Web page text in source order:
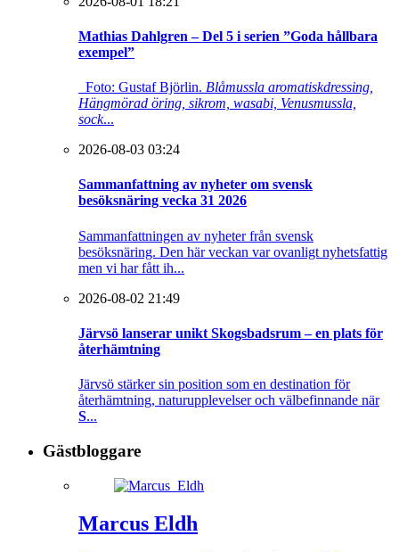
Mathias Dahlgren – Del 5 i serien ”Goda hållbara
exempel”
Foto: Gustaf Björlin. Blåmussla aromatiskdressing,
Hängmörad öring, sikrom, wasabi, Venusmussla,
sock...
2026-08-03 03:24
Sammanfattning av nyheter om svensk
besöksnäring vecka 31 2026
Sammanfattningen av nyheter från svensk
besöksnäring. Den här veckan var ovanligt nyhetsfattig
men vi har fått ih...
2026-08-02 21:49
Järvsö lanserar unikt Skogsbadsrum – en plats för
återhämtning
Järvsö stärker sin position som en destination för
återhämtning, naturupplevelser och välbefinnande när
S...
Gästbloggare
Marcus Eldh